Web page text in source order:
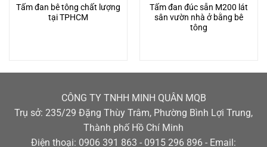
Tấm đan bê tông chất lượng
tại TPHCM
Tấm đan đúc sẵn M200 lát
sân vườn nhà ở bằng bê
tông
CÔNG TY TNHH MINH QUÂN MQB
Trụ sở: 235/29 Đặng Thùy Trâm, Phường Bình Lợi Trung,
Thành phố Hồ Chí Minh
Điện thoại: 0906 391 863 - 0915 296 896 - Email: